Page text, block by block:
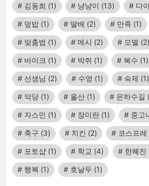
김동희 (1) 냥냥이 (13) 다
덮밥 (1) 딸배 (2) 만족 (1)
맞춤법 (1) 메시 (2) 모델 (2)
바이크 (1) 박쥐 (1) 복수 (1)
선생님 (2) 수영 (1) 숙제 (1)
악당 (1) 울산 (1) 은하수길
자스민 (1) 장미란 (1) 중고
축구 (3) 치킨 (2) 코스프레
포토샵 (1) 학교 (4) 한혜진
행복 (1) 호날두 (1)